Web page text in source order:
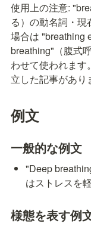
使用上の注意:
る）の動名詞・現
場合は "breathing
breathing"（腹式
わせて使われます
立した記事があり
例文
一般的な例文
"Deep
はストレスを
様態を表す例